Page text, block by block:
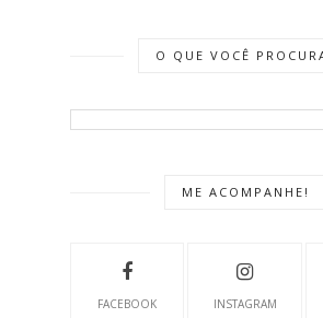
O QUE VOCÊ
ME ACOMPANHE!
FACEBOOK INSTAGRAM